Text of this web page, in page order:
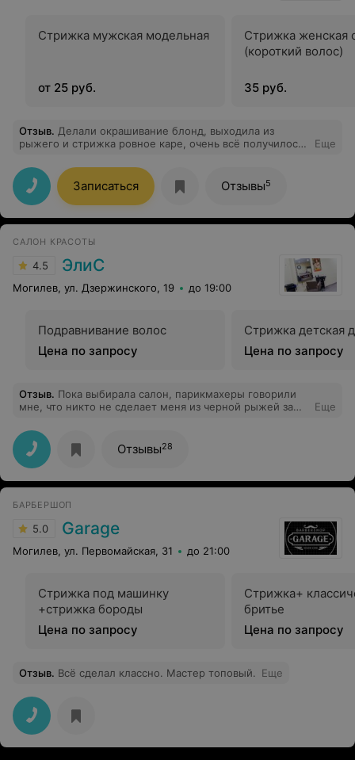
Стрижка мужская модельная
от 25 руб.
Стрижка женская
(короткий волос)
35 руб.
Отзыв. Делали окрашивание блонд, выходила из
рыжего и стрижка ровное каре, очень всё получилось
Еще
Записаться Отзывы5
САЛОН КРАСОТЫ
4.5 ЭлиС
Могилев, ул. Дзержинского, 19 до 19:00
Подравнивание волос
Цена по запросу
Стрижка детская
Цена по запросу
Отзыв. Пока выбирала салон, парикмахеры говорили
мне, что никто не сделает меня из черной рыжей за
невозможное. Готовилась к любому результату, а
получила отличный! Спасибо за советы по уходу за
волосами. Спасибо администратору Надежде за
теплый прием и внимательное отношение. P.S.
Анастасия тот специалист, который, обещая подрезать
сантиметров:)
Еще
Отзывы28
БАРБЕРШОП
5.0 Garage
Могилев, ул. Первомайская, 31 до 21:00
Стрижка под машинку
+стрижка бороды
Цена по запросу
Стрижка+
бритье
Цена по запросу
Отзыв. Всё сделал классно. Мастер топовый. Еще